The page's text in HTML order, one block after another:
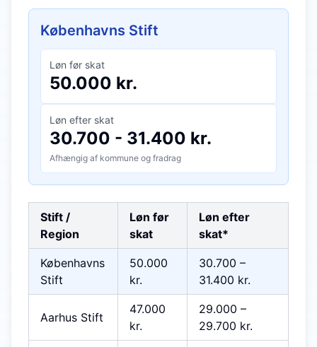
Københavns Stift
Løn før skat
50.000 kr.
Løn efter skat
30.700 - 31.400 kr.
Afhængig af kommune og fradrag
Stift /
Region
Løn før
skat
Løn efter
skat*
Københavns
Stift
50.000
kr.
30.700 –
31.400 kr.
Aarhus Stift
47.000
kr.
29.000 –
29.700 kr.